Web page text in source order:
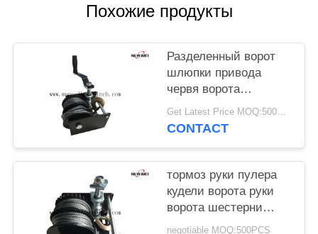
Похожие продукты
Разделенный ворот
шлюпки привода
червя ворота
шестерни червя
веревочки провода
подниматься
Get Latest Price MOQ:500PCS
CONTACT
тормоз руки пулера
кудели ворота руки
ворота шестерни
червя емкости 2к Лб
negotiable MOQ:500PCS